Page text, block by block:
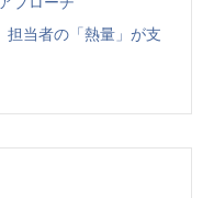
担当者の「熱量」が支